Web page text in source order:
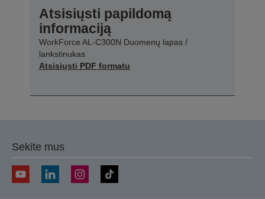
Atsisiųsti papildomą
informaciją
WorkForce AL-C300N Duomenų lapas /
lankstinukas
Atsisiųsti PDF formatu
Sekite mus